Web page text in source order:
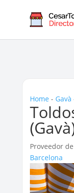
Home - Gavà
Proveedor
Barcelona